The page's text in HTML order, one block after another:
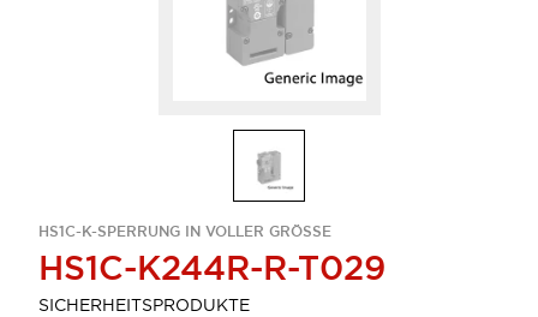
HS1C-K-SPERRUNG IN VOLLER GRÖSSE
HS1C-K244R-R-T029
SICHERHEITSPRODUKTE